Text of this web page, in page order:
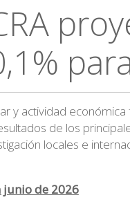
y actividad
de los
locales e
junio de 2026